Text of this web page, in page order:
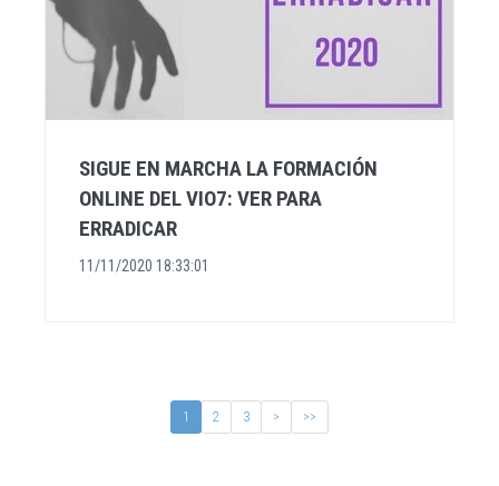
SIGUE EN MARCHA LA FORMACIÓN
ONLINE DEL VIO7: VER PARA
ERRADICAR
11/11/2020 18:33:01
1 2 3 > >>